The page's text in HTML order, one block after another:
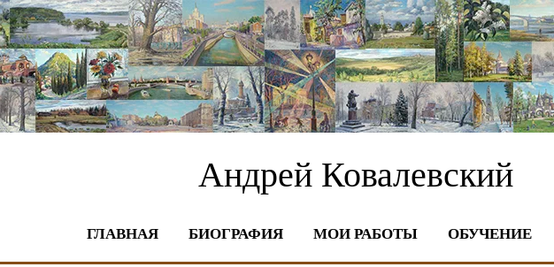
Андрей Ковалевский
ГЛАВНАЯ БИОГРАФИЯ МОИ РАБОТЫ ОБУЧЕНИЕ